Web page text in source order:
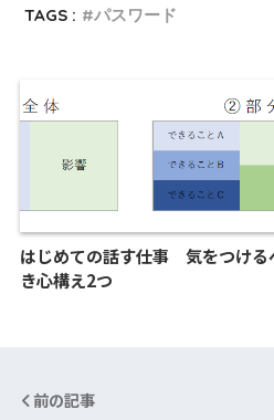
TAGS : パスワード
はじめての話す仕事 気をつける
き心構え2つ
前の記事